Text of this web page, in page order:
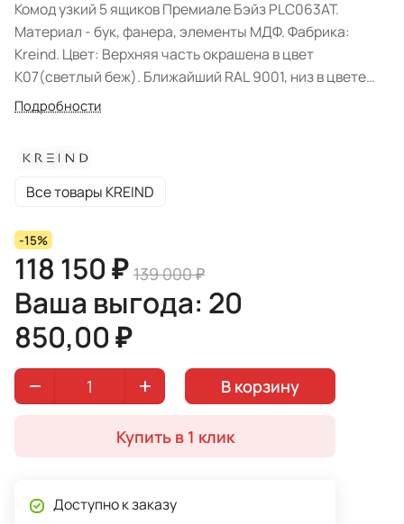
Комод узкий 5 ящиков Премиале Бэйз PLC063AT.
Материал - бук, фанера, элементы МДФ. Фабрика:
Kreind. Цвет: Верхняя часть окрашена в цвет
K07(светлый беж). Ближайший RAL 9001, низ в цвете
K14 (темно-бежевый). Ближайший NCS 5010-
Подробности
Все товары KREIND
-15%
118 150 ₽ 139 000 ₽
Ваша выгода: 20
850,00 ₽
В корзину
Купить в 1 клик
Доступно к заказу